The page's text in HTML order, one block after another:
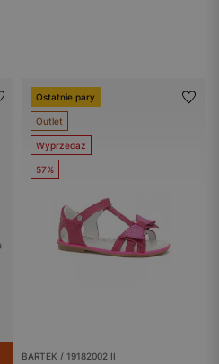
Ostatnie pary
Outlet
Wyprzedaż
57%
BARTEK / 19182002 II